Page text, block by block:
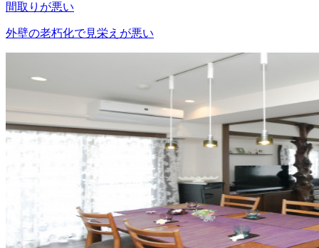
間取りが悪い
外壁の老朽化で見栄えが悪い